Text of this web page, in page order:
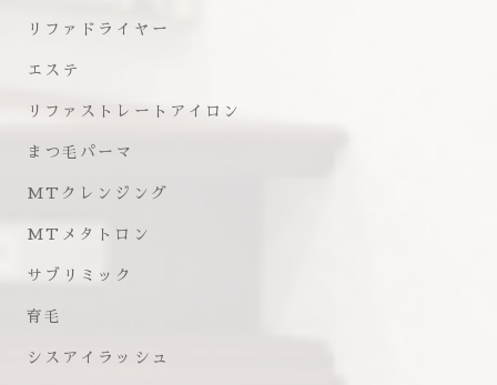
リファドライヤー
エステ
リファストレートアイロン
まつ毛パーマ
MTクレンジング
MTメタトロン
サブリミック
育毛
シスアイラッシュ